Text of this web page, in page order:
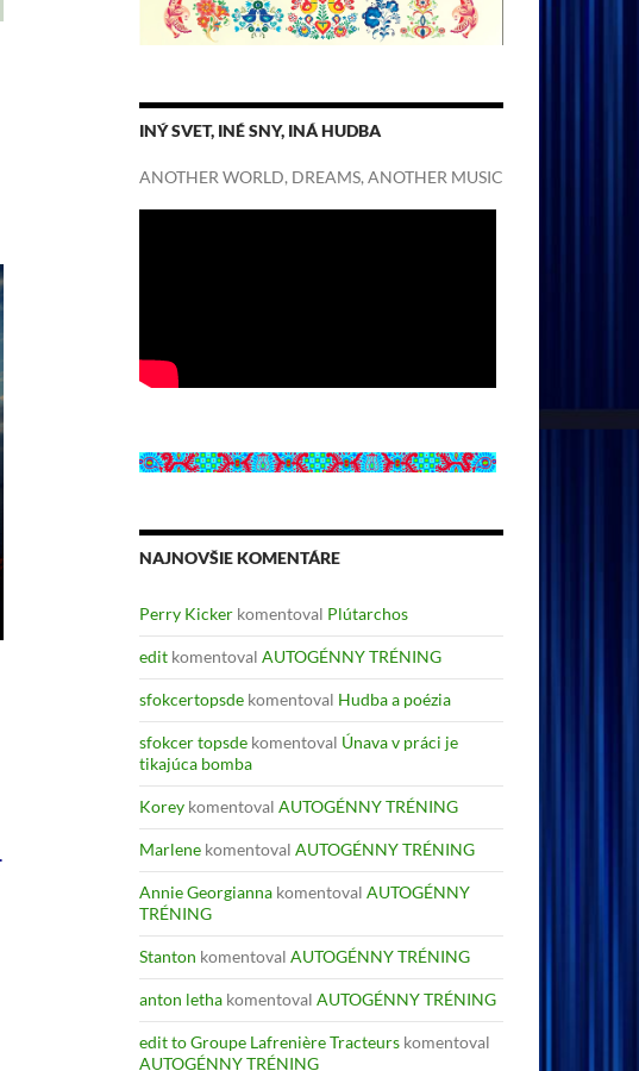
INÝ SVET, INÉ SNY, INÁ HUDBA
ANOTHER WORLD, DREAMS, ANOTHER MUSIC
NAJNOVŠIE KOMENTÁRE
Perry Kicker komentoval Plútarchos
edit komentoval AUTOGÉNNY TRÉNING
sfokcertopsde komentoval Hudba a poézia
sfokcer topsde komentoval Únava v práci je
tikajúca bomba
Korey komentoval AUTOGÉNNY TRÉNING
Marlene komentoval AUTOGÉNNY TRÉNING
Annie Georgianna komentoval AUTOGÉNNY
TRÉNING
Stanton komentoval AUTOGÉNNY TRÉNING
anton letha komentoval AUTOGÉNNY TRÉNING
edit to Groupe Lafrenière Tracteurs komentoval
AUTOGÉNNY TRÉNING